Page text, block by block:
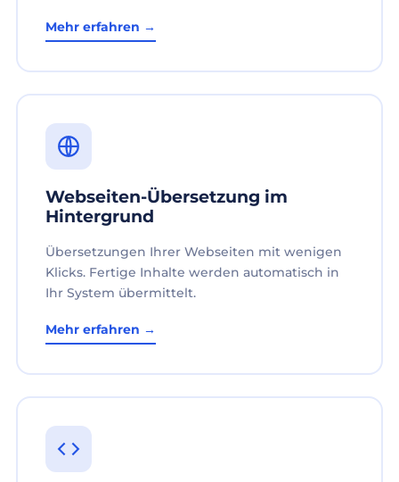
Mehr erfahren →
Webseiten-Übersetzung im
Hintergrund
Übersetzungen Ihrer Webseiten mit wenigen
Klicks. Fertige Inhalte werden automatisch in
Ihr System übermittelt.
Mehr erfahren →